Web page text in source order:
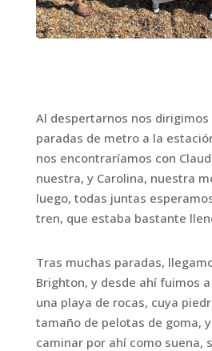
Al despertarnos nos
paradas de metro a la
nos encontraríamos con
nuestra, y Carolina, nuestra
luego, todas juntas
tren, que estaba bastante
Tras muchas paradas,
Brighton, y desde ahí fuimos
una playa de rocas, cuya
tamaño de pelotas de goma,
caminar por ahí como suena,